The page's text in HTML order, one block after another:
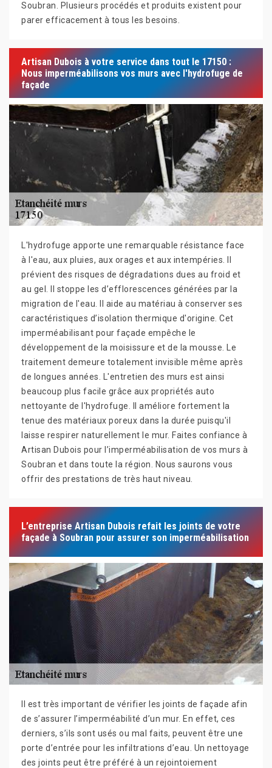
Soubran. Plusieurs procédés et produits existent pour
parer efficacement à tous les besoins.
Artisan Dubois à votre service dans tout le 17150 :
Nous imperméabilisons vos murs avec l'hydrofuge de
façade
L'hydrofuge apporte une remarquable résistance face
à l'eau, aux pluies, aux orages et aux intempéries. Il
prévient des risques de dégradations dues au froid et
au gel. Il stoppe les d’efflorescences générées par la
migration de l'eau. Il aide au matériau à conserver ses
caractéristiques d’isolation thermique d'origine. Cet
imperméabilisant pour façade empêche le
développement de la moisissure et de la mousse. Le
traitement demeure totalement invisible même après
de longues années. L'entretien des murs est ainsi
beaucoup plus facile grâce aux propriétés auto
nettoyante de l'hydrofuge. Il améliore fortement la
tenue des matériaux poreux dans la durée puisqu'il
laisse respirer naturellement le mur. Faites confiance à
Artisan Dubois pour l’imperméabilisation de vos murs à
Soubran et dans toute la région. Nous saurons vous
offrir des prestations de très haut niveau.
L’entreprise Artisan Dubois refait les joints de votre
façade à Soubran pour assurer son imperméabilisation
Il est très important de vérifier les joints de façade afin
de s’assurer l’imperméabilité d’un mur. En effet, ces
derniers, s’ils sont usés ou mal faits, peuvent être une
porte d’entrée pour les infiltrations d’eau. Un nettoyage
des joints peut être préféré à un rejointoiement